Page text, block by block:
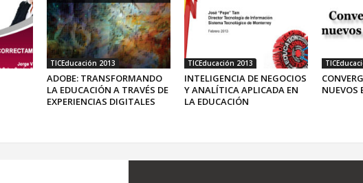
TICEducación 2013
ADOBE: TRANSFORMANDO
LA EDUCACIÓN A TRAVÉS DE
EXPERIENCIAS DIGITALES
TICEducación 2013
INTELIGENCIA DE NEGOCIOS
Y ANALÍTICA APLICADA EN
LA EDUCACIÓN
NUEVOS